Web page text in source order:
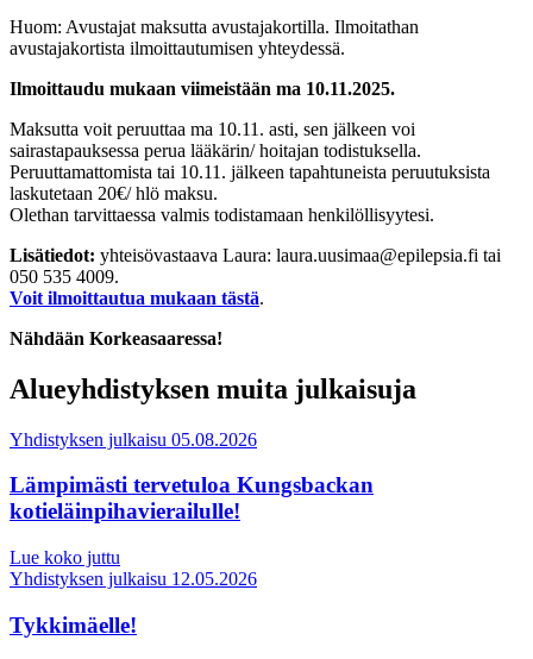
Huom: Avustajat maksutta avustajakortilla. Ilmoitathan
avustajakortista ilmoittautumisen yhteydessä.
Ilmoittaudu mukaan viimeistään ma 10.11.2025.
Maksutta voit peruuttaa ma 10.11. asti, sen jälkeen voi
sairastapauksessa perua lääkärin/ hoitajan todistuksella.
Peruuttamattomista tai 10.11. jälkeen tapahtuneista peruutuksista
laskutetaan 20€/ hlö maksu.
Olethan tarvittaessa valmis todistamaan henkilöllisyytesi.
Lisätiedot: yhteisövastaava Laura: laura.uusimaa@epilepsia.fi tai
050 535 4009.
Voit ilmoittautua mukaan tästä.
Nähdään Korkeasaaressa!
Alueyhdistyksen muita julkaisuja
Yhdistyksen julkaisu 05.08.2026
Lämpimästi tervetuloa Kungsbackan
kotieläinpihavierailulle!
Lue koko juttu
Yhdistyksen julkaisu 12.05.2026
Tykkimäelle!